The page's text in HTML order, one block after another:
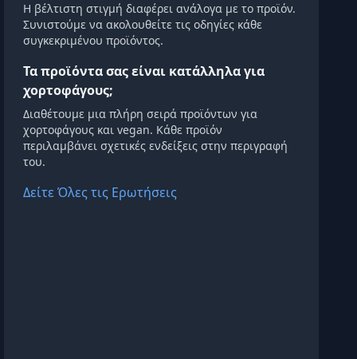
Η βέλτιστη στιγμή διαφέρει ανάλογα με το προϊόν.
Συνιστούμε να ακολουθείτε τις οδηγίες κάθε
συγκεκριμένου προϊόντος.
Τα προϊόντα σας είναι κατάλληλα για
χορτοφάγους;
Διαθέτουμε μια πλήρη σειρά προϊόντων για
χορτοφάγους και vegan. Κάθε προϊόν
περιλαμβάνει σχετικές ενδείξεις στην περιγραφή
του.
Δείτε Όλες τις Ερωτήσεις